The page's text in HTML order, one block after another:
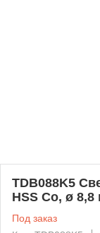
TDB088K5
HSS Co, ø 8,8
Под заказ